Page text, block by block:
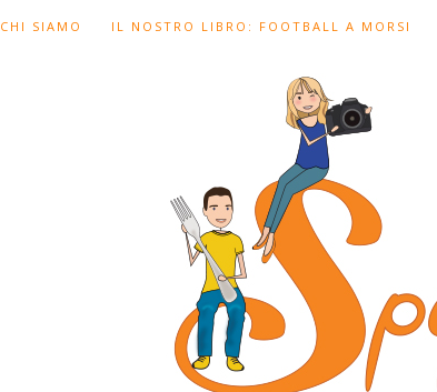
CHI SIAMO IL NOSTRO LIBRO: FOOTBALL A MORSI